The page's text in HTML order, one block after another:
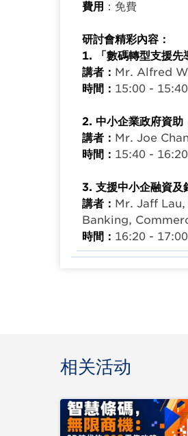
費用 ：免費
研討會精彩內容：
1. 「數碼轉型支援先
講者： Mr. Alfred
時間： 15:00 - 15:40
2. 中小企業政府資助
講者： Mr. Joe
時間： 15:40 - 16:20
3. 支援中小企融資及
講者： Mr. Jaff
Banking,
時間： 16:20 - 17:00
相关活动